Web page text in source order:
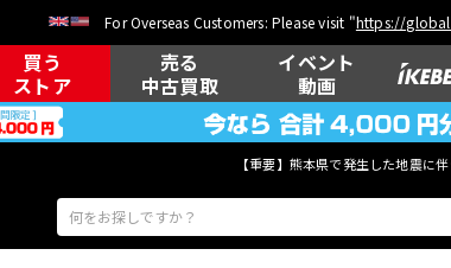
For Overseas Customers: Please visit "https://
買う
ストア
売る
中古買取
イベント
動画
【重要】熊本県で発生した地震に